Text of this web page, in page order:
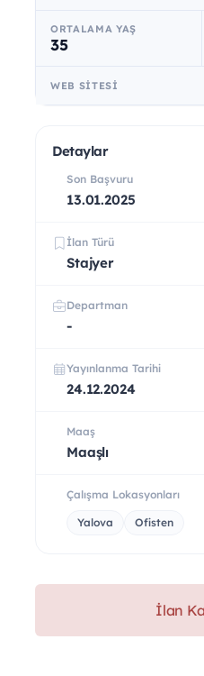
ORTALAMA YAŞ
35
WEB SITESI
Detaylar
Son Başvuru
13.01.2025
İlan Türü
Stajyer
Departman
-
Yayınlanma Tarihi
24.12.2024
Maaş
Maaşlı
Çalışma Lokasyonları
Yalova Ofisten
İlan